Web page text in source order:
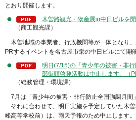
とおり開催します。
木曽路観光・物産展in中日ビルを
（商工観光課）
木曽地域の事業者、行政機関等が一体となり
PRするイベントを名古屋市栄の中日ビルにて開
明日(7/15)の「青少年の被害・非
部街頭啓発活動は中止します。（
（総務管理・環境課）
7月は「青少年の被害・非行防止全国強調月間
それに合わせて、明日実施を予定していた木
峰高等学校前）は、雨天予報のため中止します。